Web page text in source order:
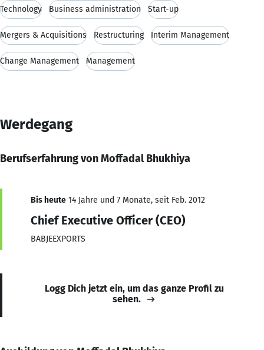
Technology Business administration Start-up
Mergers & Acquisitions Restructuring Interim Management
Change Management Management
Werdegang
Berufserfahrung von Moffadal Bhukhiya
Bis heute 14 Jahre und 7 Monate, seit Feb. 2012
Chief Executive Officer (CEO)
BABJEEXPORTS
Logg Dich jetzt ein, um das ganze Profil zu
sehen.